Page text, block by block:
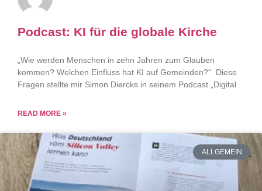
Podcast: KI für die globale Kirche
„Wie werden Menschen in zehn Jahren zum Glauben
kommen? Welchen Einfluss hat KI auf Gemeinden?“ Diese
Fragen stellte mir Simon Diercks in seinem Podcast „Digital
READ MORE »
ALLGEMEIN